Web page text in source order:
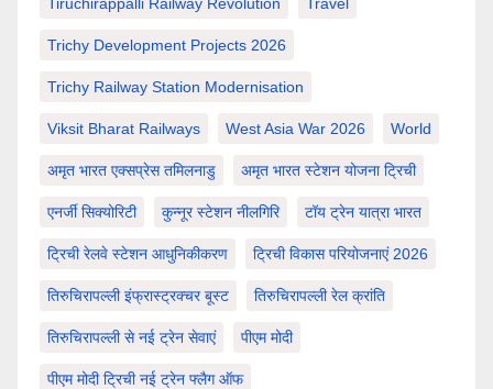
Trichy Development Projects 2026
Trichy Railway Station Modernisation
Viksit Bharat Railways West Asia War 2026 World
अमृत भारत एक्सप्रेस तमिलनाडु अमृत भारत स्टेशन योजना ट्रिची
एनर्जी सिक्योरिटी कुन्नूर स्टेशन नीलगिरि टॉय ट्रेन यात्रा भारत
ट्रिची रेलवे स्टेशन आधुनिकीकरण ट्रिची विकास परियोजनाएं 2026
तिरुचिरापल्ली इंफ्रास्ट्रक्चर बूस्ट तिरुचिरापल्ली रेल क्रांति
तिरुचिरापल्ली से नई ट्रेन सेवाएं पीएम मोदी
पीएम मोदी ट्रिची नई ट्रेन फ्लैग ऑफ